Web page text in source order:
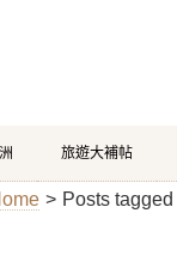
旅遊大補帖
> Posts tagged